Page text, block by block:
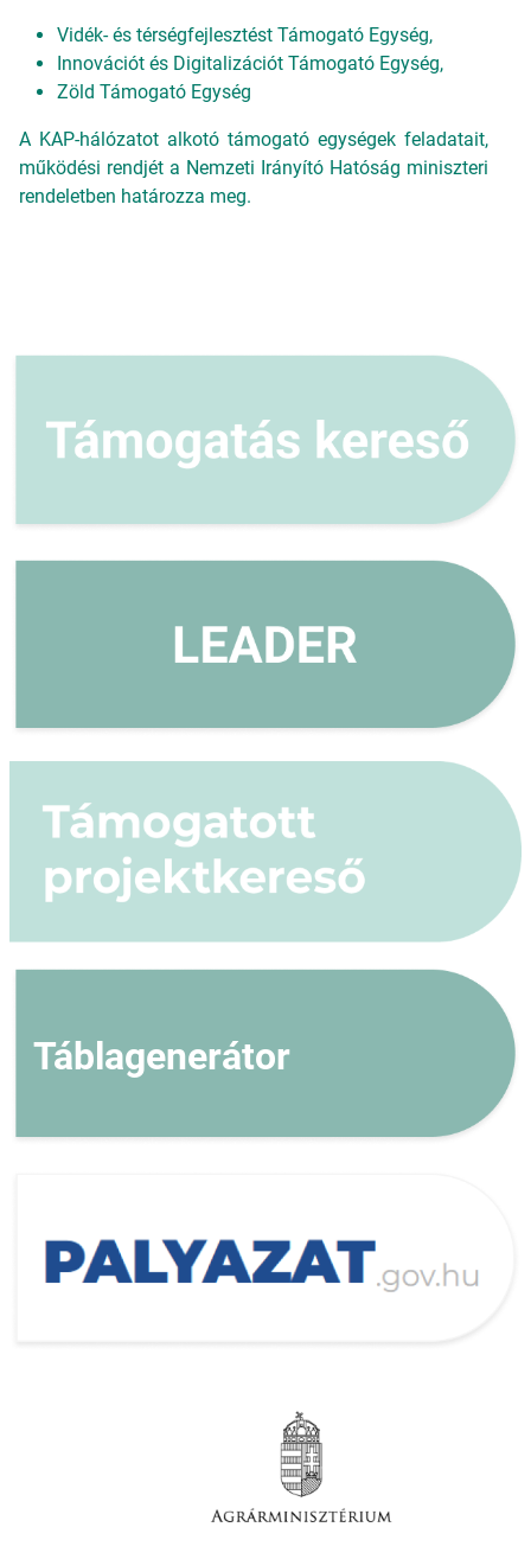
Vidék- és térségfejlesztést Támogató Egység,
Innovációt és Digitalizációt Támogató Egység,
Zöld Támogató Egység
A KAP-hálózatot alkotó támogató egységek feladatait,
működési rendjét a Nemzeti Irányító Hatóság miniszteri
rendeletben határozza meg.
Táblagenerátor